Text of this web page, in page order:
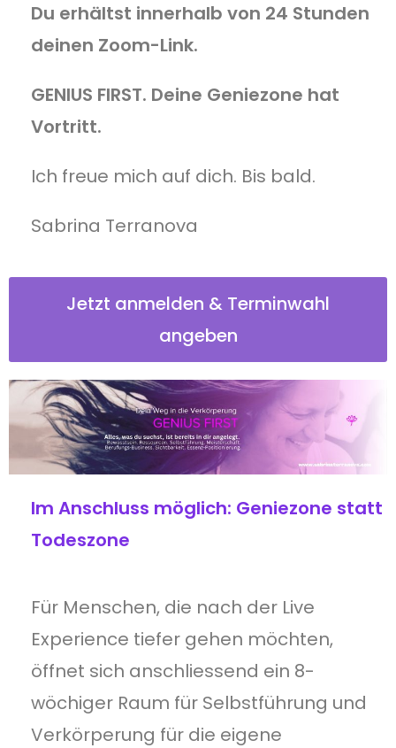
Du erhältst innerhalb von 24 Stunden
deinen Zoom-Link.
GENIUS FIRST. Deine Geniezone hat
Vortritt.
Ich freue mich auf dich. Bis bald.
Sabrina Terranova
Jetzt anmelden & Terminwahl
angeben
Im Anschluss möglich: Geniezone statt
Todeszone
Für Menschen, die nach der Live
Experience tiefer gehen möchten,
öffnet sich anschliessend ein 8-
wöchiger Raum für Selbstführung und
Verkörperung für die eigene